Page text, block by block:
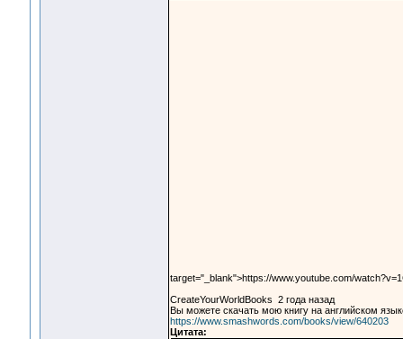
target="_blank">https://www.youtube.com/
CreateYourWorldBooks 2 года назад
Вы можете скачать мою книгу на английском
https://www.smashwords.com/books/view/640203
Цитата: